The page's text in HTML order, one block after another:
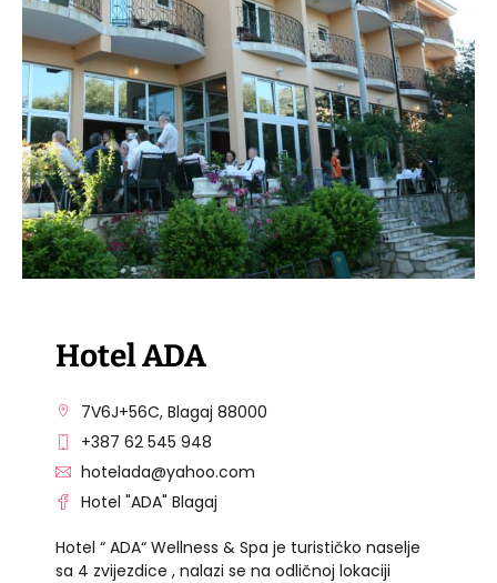
POSJETITE OBJEKAT
Hotel ADA
7V6J+56C, Blagaj 88000
+387 62 545 948
hotelada@yahoo.com
Hotel "ADA" Blagaj
Hotel “ ADA“ Wellness & Spa je turističko naselje
sa 4 zvijezdice , nalazi se na odličnoj lokaciji